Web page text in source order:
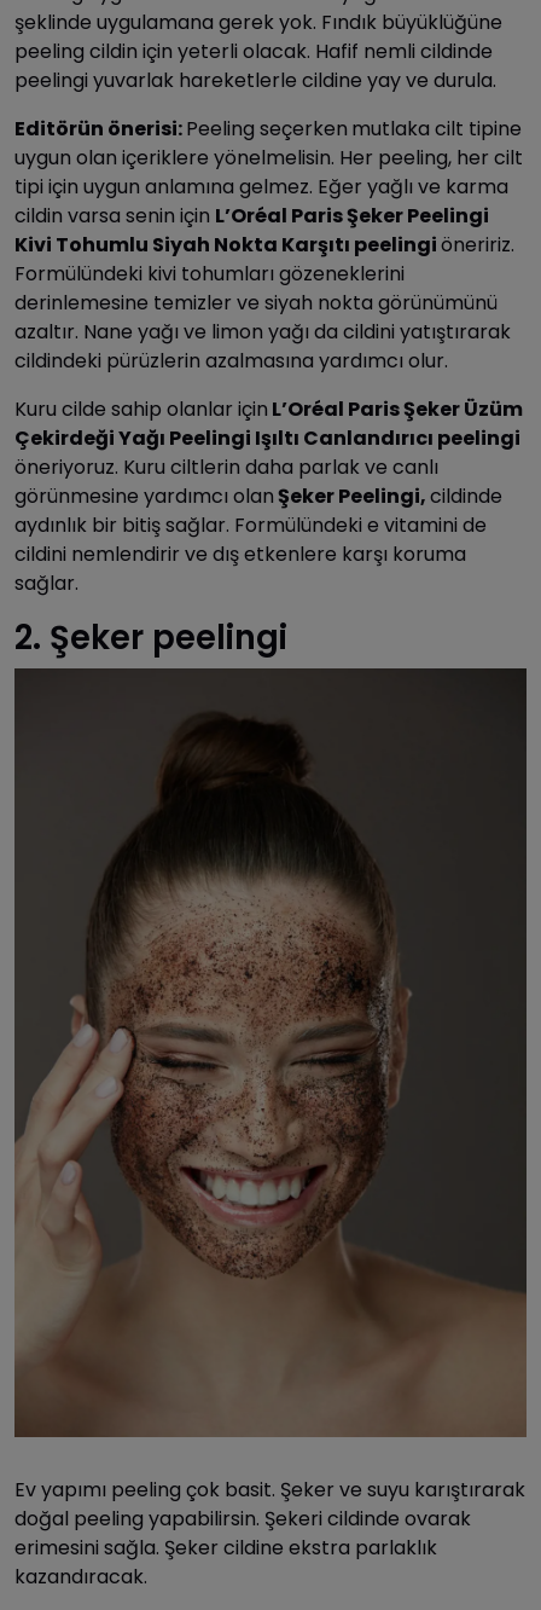
şeklinde uygulamana gerek yok. Fındık büyüklüğüne
peeling cildin için yeterli olacak. Hafif nemli cildinde
peelingi yuvarlak hareketlerle cildine yay ve durula.
Editörün önerisi:Peeling seçerken mutlaka cilt tipine
uygun olan içeriklere yönelmelisin. Her peeling, her cilt
tipi için uygun anlamına gelmez. Eğer yağlı ve karma
cildin varsa senin için L’Oréal Paris Şeker Peelingi
Kivi Tohumlu Siyah Nokta Karşıtı peelingiöneririz.
Formülündeki kivi tohumları gözeneklerini
derinlemesine temizler ve siyah nokta görünümünü
azaltır. Nane yağı ve limon yağı da cildini yatıştırarak
cildindeki pürüzlerin azalmasına yardımcı olur.
Kuru cilde sahip olanlar için L’Oréal Paris Şeker Üzüm
Çekirdeği Yağı Peelingi Işıltı Canlandırıcı peelingi
öneriyoruz. Kuru ciltlerin daha parlak ve canlı
görünmesine yardımcı olanŞeker Peelingi,cildinde
aydınlık bir bitiş sağlar. Formülündeki e vitamini de
cildini nemlendirir ve dış etkenlere karşı koruma
sağlar.
2. Şeker peelingi
Ev yapımı peeling çok basit. Şeker ve suyu karıştırarak
doğal peeling yapabilirsin. Şekeri cildinde ovarak
erimesini sağla. Şeker cildine ekstra parlaklık
kazandıracak.